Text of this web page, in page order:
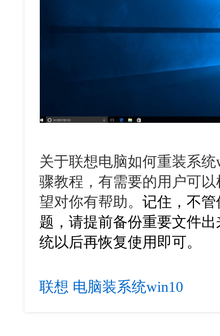
关于联想电脑如何重装系统
骤教程，有需要的用户可
望对你有帮助。记住，不
题，请提前备份重要文件
统以后再恢复使用即可。
联想 电脑装系统win10